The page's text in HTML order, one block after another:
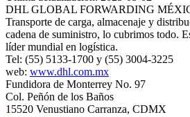
DHL GLOBAL FORWARDING
Transporte de carga, almacenaje y
cadena de suministro, lo cubrimos todo.
líder mundial en logística.
Tel: (55) 5133-1700 y (55) 3004-3225
web: www.dhl.com.mx
Fundidora de Monterrey No. 97
Col. Peñón de los Baños
15520 Venustiano Carranza, CDMX